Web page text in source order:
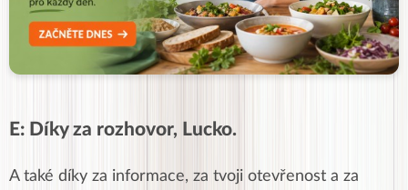
E: Díky za rozhovor, Lucko.
A také díky za informace, za tvoji otevřenost a za